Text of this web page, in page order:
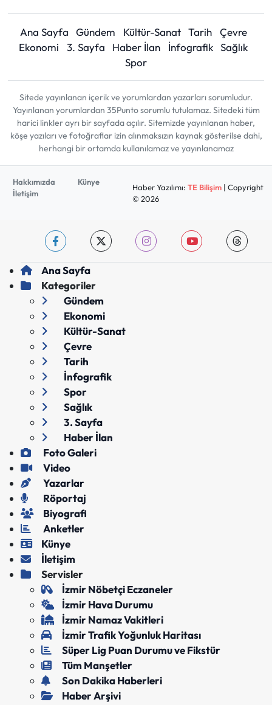
Ana Sayfa Gündem Kültür-Sanat Tarih
Çevre
Ekonomi
3. Sayfa Haber İlan İnfografik Sağlık
Spor
Sitede yayınlanan içerik ve yorumlardan yazarları sorumludur.
Yayınlanan yorumlardan 35Punto sorumlu tutulamaz. Sitedeki tüm
harici linkler ayrı bir sayfada açılır. Sitemizde yayınlanan haber,
köşe yazıları ve fotoğraflar izin alınmaksızın kaynak gösterilse dahi,
herhangi bir ortamda kullanılamaz ve yayınlanamaz
Hakkımızda
Künye
İletişim
Haber Yazılımı: TE Bilişim| Copyright
© 2026
Ana Sayfa
Kategoriler
Gündem
Ekonomi
Kültür-Sanat
Çevre
Tarih
İnfografik
Spor
Sağlık
3. Sayfa
Haber İlan
Foto Galeri
Video
Yazarlar
Röportaj
Biyografi
Anketler
Künye
İletişim
Servisler
İzmir Nöbetçi Eczaneler
İzmir Hava Durumu
İzmir Namaz Vakitleri
İzmir Trafik Yoğunluk Haritası
Süper Lig Puan Durumu ve Fikstür
Tüm Manşetler
Son Dakika Haberleri
Haber Arşivi